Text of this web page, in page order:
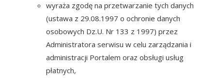
wyraża zgodę na przetwarzanie tych danych
(ustawa z 29.08.1997 o ochronie danych
osobowych Dz.U. Nr 133 z 1997) przez
Administratora serwisu w celu zarządzania i
administracji Portalem oraz obsługi usług
płatnych,